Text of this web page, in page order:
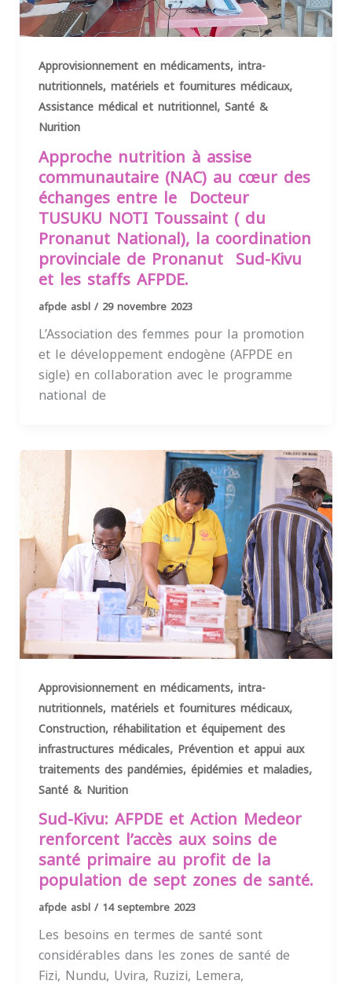
Approvisionnement en médicaments, intra-
nutritionnels, matériels et fournitures médicaux,
Assistance médical et nutritionnel, Santé &
Nurition
Approche nutrition à assise
communautaire (NAC) au cœur des
échanges entre le Docteur
TUSUKU NOTI Toussaint ( du
Pronanut National), la coordination
provinciale de Pronanut Sud-Kivu
et les staffs AFPDE.
afpde asbl / 29 novembre 2023
L’Association des femmes pour la promotion
et le développement endogène (AFPDE en
sigle) en collaboration avec le programme
national de
Approvisionnement en médicaments, intra-
nutritionnels, matériels et fournitures médicaux,
Construction, réhabilitation et équipement des
infrastructures médicales, Prévention et appui aux
traitements des pandémies, épidémies et maladies,
Santé & Nurition
Sud-Kivu: AFPDE et Action Medeor
renforcent l’accès aux soins de
santé primaire au profit de la
population de sept zones de santé.
afpde asbl / 14 septembre 2023
Les besoins en termes de santé sont
considérables dans les zones de santé de
Fizi, Nundu, Uvira, Ruzizi, Lemera,